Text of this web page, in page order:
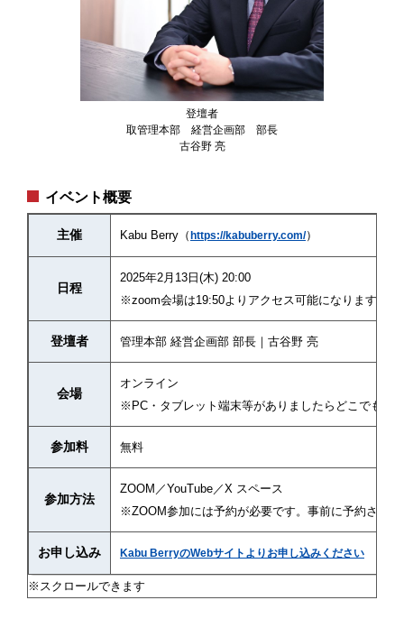
登壇者
取管理本部 経営企画部 部長
古谷野 亮
イベント概要
主催 Kabu Berry（ https://kabuberry.com/）
日程
2025年2月13日(木) 20:00
※zoom会場は19:50よりアクセス可能になります。
登壇者 管理本部 経営企画部 部長｜古谷野 亮
会場
オンライン
※PC・タブレット端末等がありましたらどこでも参
参加料 無料
参加方法
ZOOM／YouTube／X スペース
※ZOOM参加には予約が必要です。事前に予約され
お申し込み Kabu BerryのWebサイトよりお申し込みください